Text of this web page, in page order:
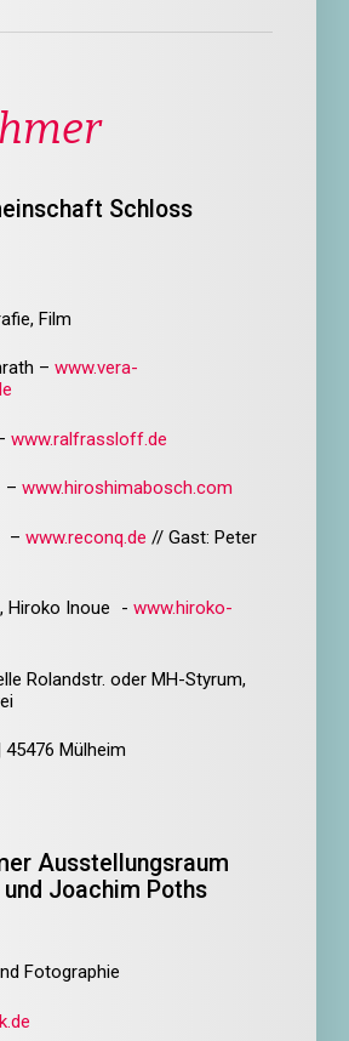
Schloss
Film
– www.vera-
www.ralfrassloff.de
– www.hiroshimabosch.com
– www.reconq.de // Gast: Peter
Hiroko Inoue - www.hiroko-
Rolandstr. oder MH-Styrum,
Mülheim
Ausstellungsraum
und Joachim Poths
Fotographie